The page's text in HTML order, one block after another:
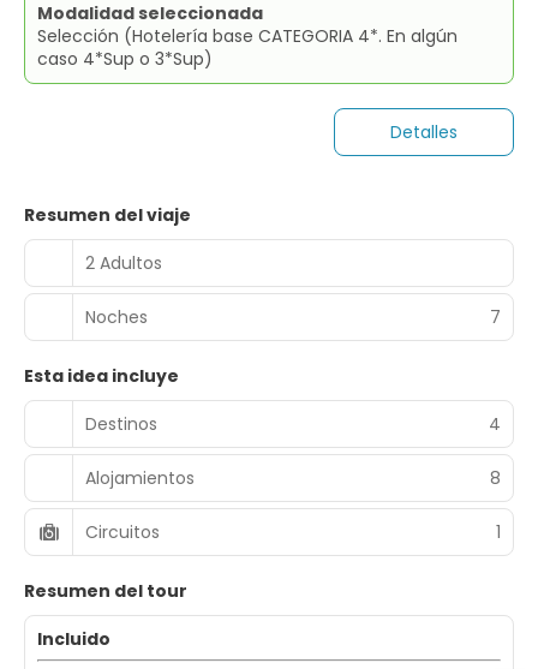
Modalidad seleccionada
Selección (Hotelería base CATEGORIA 4*. En algún
caso 4*Sup o 3*Sup)
Detalles
Resumen del viaje
2 Adultos
Noches 7
Esta idea incluye
Destinos
4
Alojamientos 8
Circuitos 1
Resumen del tour
Incluido